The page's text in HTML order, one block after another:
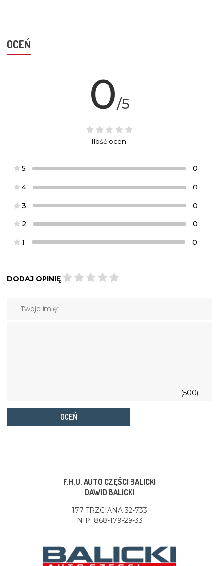
OCEŃ
0/5
Ilość ocen:
5 0
4 0
3 0
2 0
1 0
DODAJ OPINIĘ
(500)
OCEŃ
F.H.U. AUTO CZĘŚCI BALICKI
DAWID BALICKI
177 TRZCIANA 32-733
NIP: 868-179-29-33